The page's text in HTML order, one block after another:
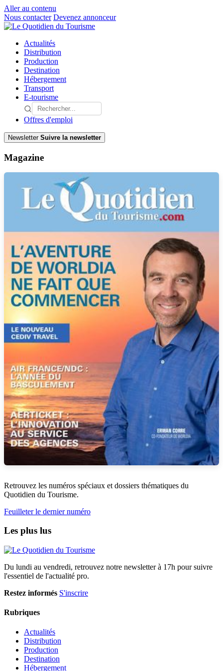
Aller au contenu
Nous contacter Devenez annonceur
Actualités
Distribution
Production
Destination
Hébergement
Transport
E-tourisme
Offres d'emploi
Newsletter Suivre la newsletter
Magazine
Retrouvez les numéros spéciaux et dossiers thématiques du
Quotidien du Tourisme.
Feuilleter le dernier numéro
Les plus lus
Du lundi au vendredi, retrouvez notre newsletter à 17h pour suivre
l'essentiel de l'actualité pro.
Restez informés S'inscrire
Rubriques
Actualités
Distribution
Production
Destination
Hébergement